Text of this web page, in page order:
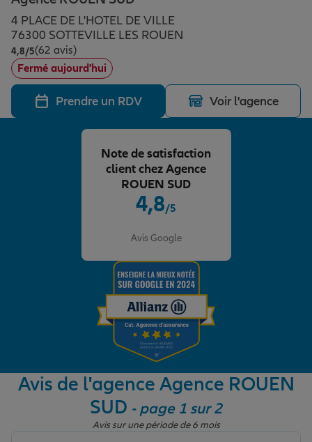
Assurance emprunteur
Prévoyance et dépendance
Assurance animal de compagnie
Protection de la famille
Protection juridique
Épargne & retraite
Plan épargne retraite
Assurance vie
Placements financiers
Investissements immobiliers
Transmission
Vos projets
Partir en vacances
Départ à la retraite
Préparer l’avenir
Conseil assurance
Assurance habitation
Le Pack Famille
Garantie des accidents de la vie
Assurance scolaire
Allianz en France
4 PLACE DE L'HOTEL DE VILLE
76300 SOTTEVILLE LES ROUEN
4,8/5Note de 4.8 sur 5
(62 avis)
Fermé aujourd'hui
Prendre un RDV Voir l'agence
4,8/5
Avis Google
Note de satisfaction
client chez Agence
ROUEN SUD
Avis de l'agence Agence ROUEN
SUD - page 1 sur 2
Avis sur une période de 6 mois